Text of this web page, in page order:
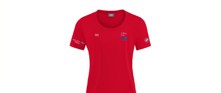
Bildergalerie überspringen